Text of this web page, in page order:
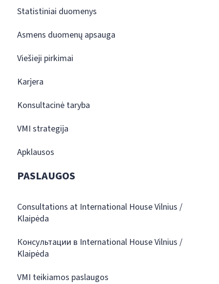
Statistiniai duomenys
Asmens duomenų apsauga
Viešieji pirkimai
Karjera
Konsultacinė taryba
VMI strategija
Apklausos
PASLAUGOS
Consultations at International House Vilnius /
Klaipėda
Консультации в International House Vilnius /
Klaipėda
VMI teikiamos paslaugos